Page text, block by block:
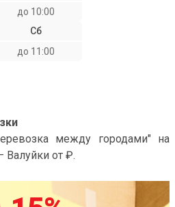
до 10:00
Сб
до 11:00
между городами" на
Валуйки от ₽.